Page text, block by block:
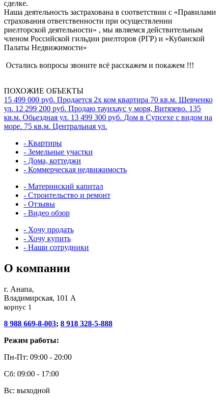
сделке.
Наша деятельность застрахована в соответствии с «Правилами
страхования ответственности при осуществлении
риелторской деятельности» , мы являемся действительным
членом Российской гильдии риелторов (РГР) и «Кубанской
Палаты Недвижимости»
Остались вопросы звоните всё расскажем и покажем !!!
ПОХОЖИЕ ОБЪЕКТЫ
15 499 000 руб. Продается 2х ком квартира 70 кв.м. Шевченко
ул. 12 299 200 руб. Продаю таунхаус у моря, Витязево. 135
кв.м. Обьездная ул. 13 499 300 руб. Дом в Супсехе с видом на
море. 75 кв.м. Центральная ул.
- Квартиры
- Земельные участки
- Дома, коттеджи
- Коммерческая недвижимость
- Материнский капитал
- Строительство и ремонт
- Отзывы
- Видео обзор
- Хочу продать
- Хочу купить
- Наши сотрудники
О компании
г. Анапа,
Владимирская, 101 А
корпус 1
8 988 669-8-003; 8 918 328-5-888
Режим работы:
Пн-Пт: 09:00 - 20:00
Сб: 09:00 - 17:00
Вс: выходной